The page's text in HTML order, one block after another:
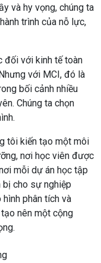
và hy vọng, chúng ta
trình của nỗ lực,
đối với kinh tế toàn
với MCI, đó là
bối cảnh nhiều
Chúng ta chọn
tôi kiến tạo một môi
nơi học viên được
mỗi dự án học tập
bị cho sự nghiệp
phân tích và
nên một cộng